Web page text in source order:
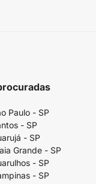
Paulo - SP
- SP
- SP
Grande - SP
- SP
- SP